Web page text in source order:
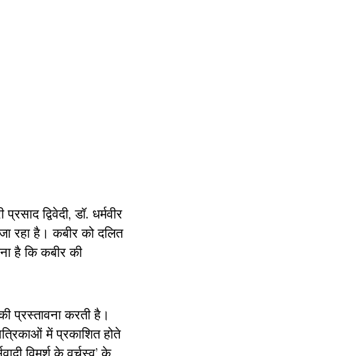
द्विवेदी, डॉ. धर्मवीर
रहा है। कबीर को दलित
है कि कबीर की
प्रस्तावना करती है।
में प्रकाशित होते